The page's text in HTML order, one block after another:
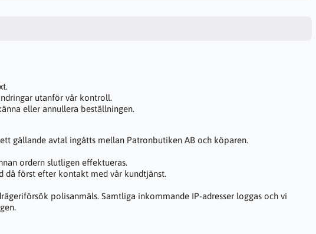
utanför vår kontroll.
eller annullera beställningen.
gällande avtal ingåtts mellan Patronbutiken AB och köparen.
ordern slutligen effektueras.
då först efter kontakt med vår kundtjänst.
polisanmäls. Samtliga inkommande IP-adresser loggas och vi